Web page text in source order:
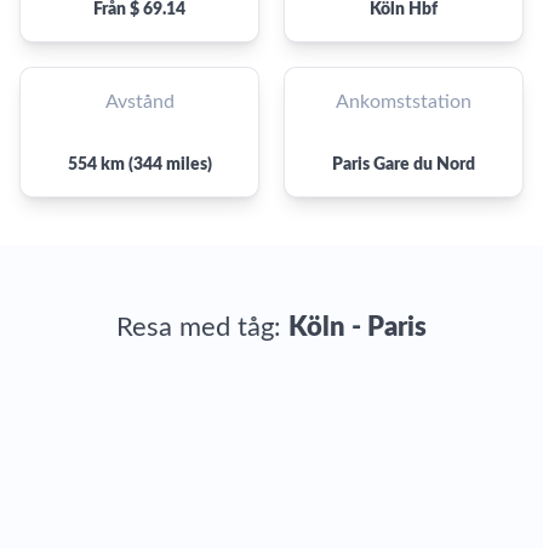
Från $ 69.14
Avstånd
554 km (344 miles)
Köln Hbf
Ankomststation
Paris Gare du Nord
Resa med tåg: Köln - Paris